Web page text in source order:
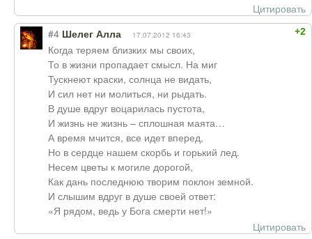
Цитировать
+2
#4 Шелег Алла 17.07.2012 16:43
Когда теряем близких мы своих,
То в жизни пропадает смысл. На миг
Тускнеют краски, солнца не видать,
И сил нет ни молиться, ни рыдать.
В душе вдруг воцарилась пустота,
И жизнь не жизнь – сплошная маята…
А время мчится, все идет вперед,
Но в сердце нашем скорбь и горький лед.
Несем цветы к могиле дорогой,
Как дань последнюю творим поклон земной.
И слышим вдруг в душе своей ответ:
«Я рядом, ведь у Бога смерти нет!»
Цитировать